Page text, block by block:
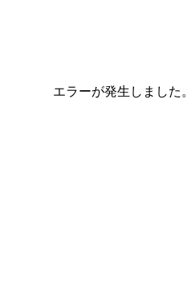
エラーが発生しました。